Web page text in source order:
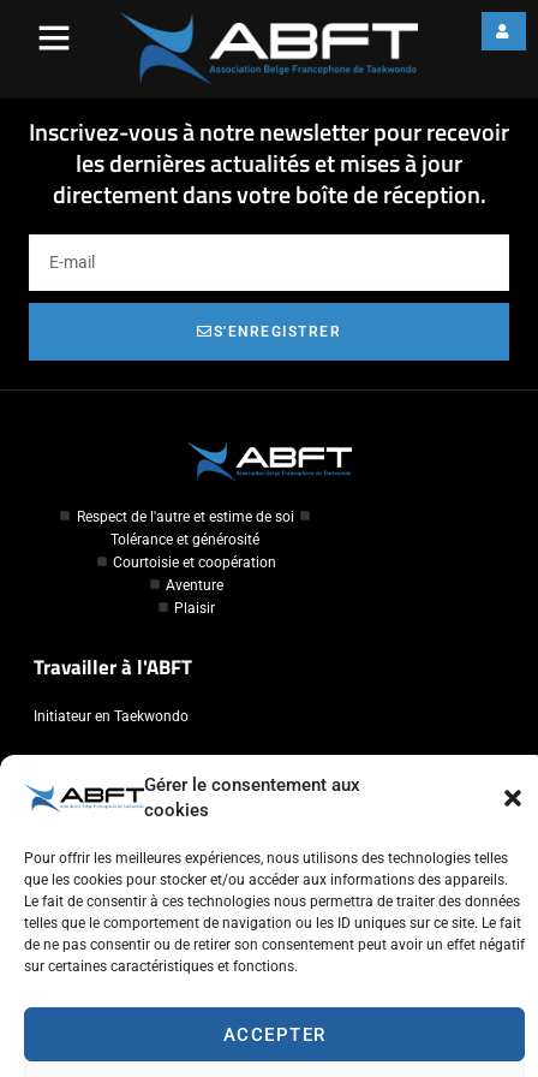
Gérer le consentement aux
cookies
Pour offrir les meilleures expériences, nous utilisons des technologies telles
que les cookies pour stocker et/ou accéder aux informations des appareils.
Le fait de consentir à ces technologies nous permettra de traiter des données
telles que le comportement de navigation ou les ID uniques sur ce site. Le fait
de ne pas consentir ou de retirer son consentement peut avoir un effet négatif
sur certaines caractéristiques et fonctions.
ACCEPTER
2014_Kyorugi-1
invitation Belgian Open 2014_Kyorugi-1
Inscrivez-vous à notre newsletter pour recevoir
les dernières actualités et mises à jour
directement dans votre boîte de réception.
S'ENREGISTRER
Respect de l'autre et estime de soi
Tolérance et générosité
Courtoisie et coopération
Aventure
Plaisir
Travailler à l'ABFT
Initiateur en Taekwondo
Chaussée de Wavre, 2057 - 1160 Auderghem
info@abft.be
+32 (0)2 347 34 77